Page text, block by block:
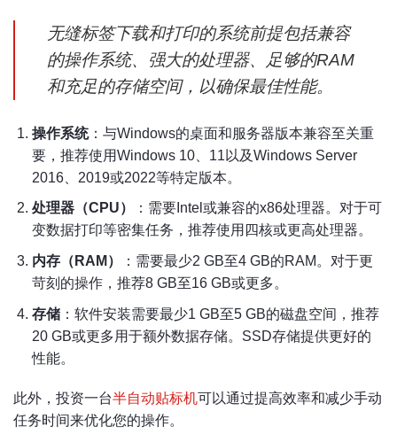
无缝标签下载和打印的系统前提包括兼容
的操作系统、强大的处理器、足够的RAM
和充足的存储空间，以确保最佳性能。
操作系统：与Windows的桌面和服务器版本兼容至关重
要，推荐使用Windows 10、11以及Windows Server
2016、2019或2022等特定版本。
处理器（CPU）
：需要Intel或兼容的x86处理器。对于可
变数据打印等密集任务，推荐使用四核或更高处理器。
内存（RAM）
：需要最少2 GB至4 GB的RAM。对于更
苛刻的操作，推荐8 GB至16 GB或更多。
存储：软件安装需要最少1 GB至5 GB的磁盘空间，推荐
20 GB或更多用于额外数据存储。SSD存储提供更好的
性能。
此外，投资一台半自动贴标机可以通过提高效率和减少手动
任务时间来优化您的操作。